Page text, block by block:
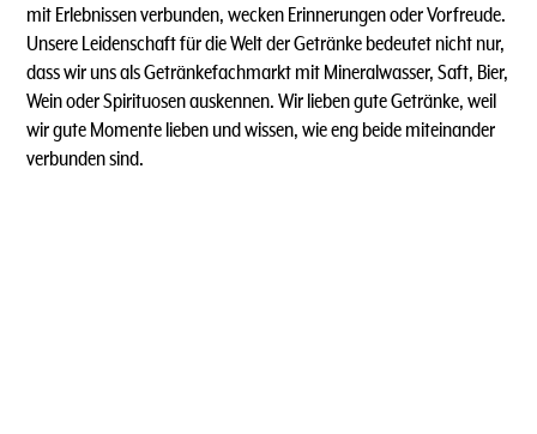
mit Erlebnissen verbunden, wecken Erinnerungen oder Vorfreude.
Unsere Leidenschaft für die Welt der Getränke bedeutet nicht nur,
dass wir uns als Getränkefachmarkt mit Mineralwasser, Saft, Bier,
Wein oder Spirituosen auskennen. Wir lieben gute Getränke, weil
wir gute Momente lieben und wissen, wie eng beide miteinander
verbunden sind.